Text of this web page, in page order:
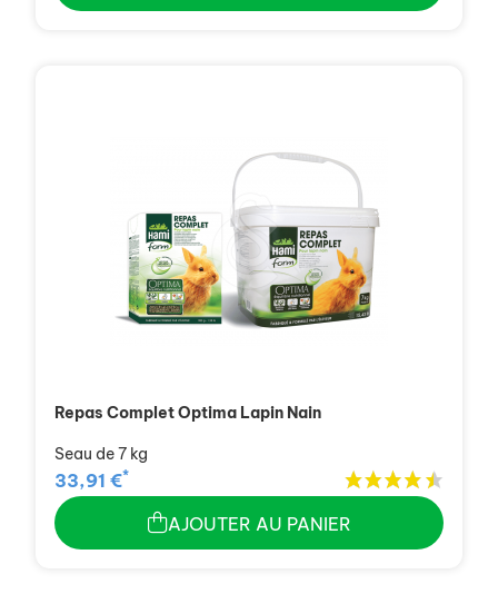
Repas Complet Optima Lapin Nain
Seau de 7 kg
33,91 €*
AJOUTER AU PANIER